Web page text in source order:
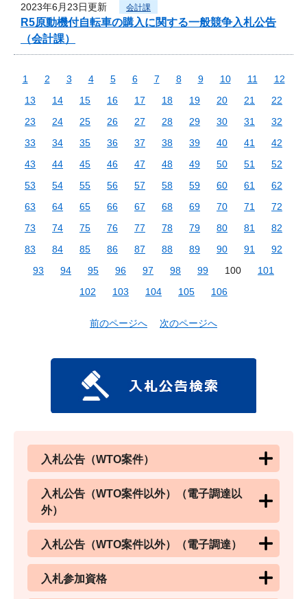
2023年6月23日更新 会計課
R5原動機付自転車の購入に関する一般競争入札公告
（会計課）
1 2 3 4 5 6 7 8 9 10 11
12
13
14 15 16 17 18 19 20 21
22
23
24 25 26 27 28 29 30 31
32
33
34 35 36 37 38 39 40 41
42
43
44 45 46 47 48 49 50 51
52
53
54 55 56 57 58 59 60 61
62
63
64 65 66 67 68 69 70 71
72
73
74 75 76 77 78 79 80 81
82
83
84 85 86 87 88 89 90 91
92
93
94 95 96 97 98 99 100
101
102
103 104 105 106
前のページへ 次のページへ
入札公告（WTO案件）
入札公告（WTO案件以外）（電子調達以
外）
入札公告（WTO案件以外）（電子調達）
入札参加資格